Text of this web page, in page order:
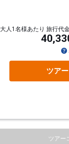
大人1名様あたり 旅行代
ツア
ツアー